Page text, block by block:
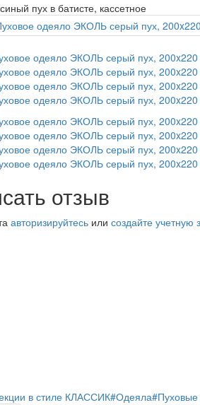
пух в батисте, кассетное
отзыв
авторизируйтесь или создайте учетную
в стиле КЛАССИК#Одеяла